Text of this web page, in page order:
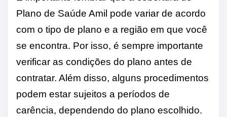
Plano de Saúde Amil pode variar de acordo
com o tipo de plano e a região em que você
se encontra. Por isso, é sempre importante
verificar as condições do plano antes de
contratar. Além disso, alguns procedimentos
podem estar sujeitos a períodos de
carência, dependendo do plano escolhido.